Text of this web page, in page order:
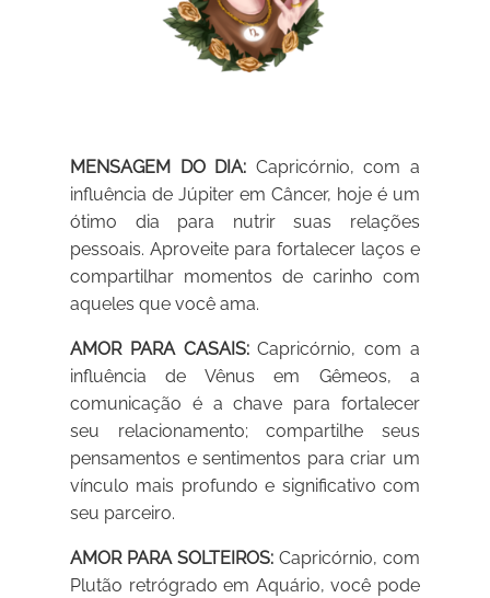
MENSAGEM DO DIA: Capricórnio, com a
influência de Júpiter em Câncer, hoje é um
ótimo dia para nutrir suas relações
pessoais. Aproveite para fortalecer laços e
compartilhar momentos de carinho com
aqueles que você ama.
AMOR PARA CASAIS:Capricórnio, com a
influência de Vênus em Gêmeos, a
comunicação é a chave para fortalecer
seu relacionamento; compartilhe seus
pensamentos e sentimentos para criar um
vínculo mais profundo e significativo com
seu parceiro.
AMOR PARA SOLTEIROS: Capricórnio, com
Plutão retrógrado em Aquário, você pode